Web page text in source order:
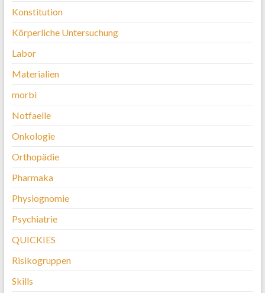
Konstitution
Körperliche Untersuchung
Labor
Materialien
morbi
Notfaelle
Onkologie
Orthopädie
Pharmaka
Physiognomie
Psychiatrie
QUICKIES
Risikogruppen
Skills